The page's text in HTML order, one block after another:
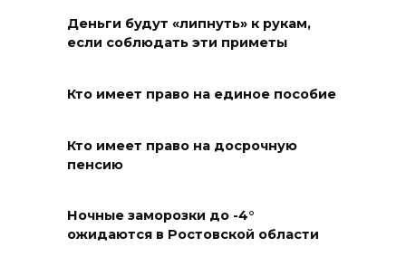
накроет Ростов-на-Дону 8
августа
ПВО перехвачены и
уничтожены 397 украинских
08 августа 2026 09:19
Деньги будут «липнуть» к рукам,
если соблюдать эти приметы
Кто имеет право на единое пособие
Кто имеет право на досрочную
пенсию
Ночные заморозки до -4°
ожидаются в Ростовской области